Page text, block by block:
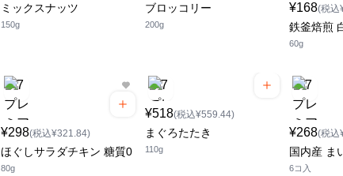
ミックスナッツ
150g
ブロッコリー
200g
¥168(税込
鉄釜焙煎
60g
¥298(税込¥321.84)
ほぐしサラダチキン 糖質0
80g
¥518(税込¥559.44)
まぐろたたき
110g
¥268(税込
国内産 ま
6コ入